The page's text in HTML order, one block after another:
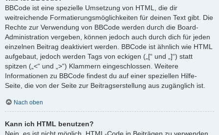
BBCode ist eine spezielle Umsetzung von HTML, die dir
weitreichende Formatierungsmöglichkeiten für deinen Text gibt. Die
Rechte zur Verwendung von BBCode werden durch die Board-
Administration vergeben, können jedoch auch durch dich für jeden
einzelnen Beitrag deaktiviert werden. BBCode ist ähnlich wie HTML
aufgebaut, jedoch werden Tags von eckigen („[“ und „]“) statt
spitzen („<“ und „>“) Klammern eingeschlossen. Weitere
Informationen zu BBCode findest du auf einer speziellen Hilfe-
Seite, die von der Seite zur Beitragserstellung aus zugänglich ist.
Nach oben
Kann ich HTML benutzen?